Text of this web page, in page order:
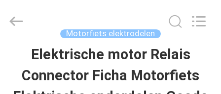
THUIS
PRODUCTEN
Litron
Spare
Motorfiets elektrodelen
Elektrische motor Relais
Connector Ficha Motorfiets